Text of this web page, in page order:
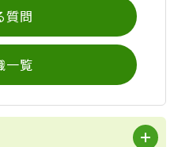
質問
一覧